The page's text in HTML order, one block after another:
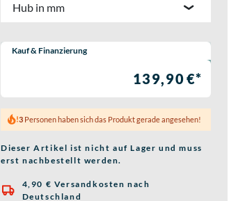
Hub in mm
Wähle eine Preisoption:
Kauf & Finanzierung
139,90 €*
3 Personen haben sich das Produkt gerade angesehen!
Dieser Artikel ist nicht auf Lager und muss
erst nachbestellt werden.

4,90 € Versandkosten nach
Deutschland